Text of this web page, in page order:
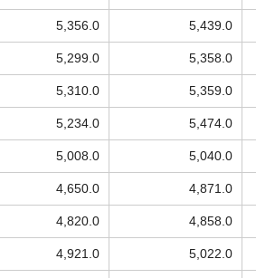
5,356.0 5,439.0
5,299.0 5,358.0
5,310.0 5,359.0
5,234.0 5,474.0
5,008.0 5,040.0
4,650.0 4,871.0
4,820.0 4,858.0
4,921.0 5,022.0